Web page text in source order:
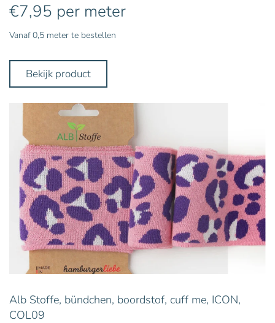
€7,95 per meter
Vanaf 0,5 meter te bestellen
Bekijk product
Alb Stoffe, bündchen, boordstof, cuff me, ICON,
COL09